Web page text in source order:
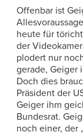
Offenbar ist
heute für
der
plodert nur
gerade, Geiger
Doch dies
Präsident der
Geiger ihm
Bundesrat.
noch einer, der